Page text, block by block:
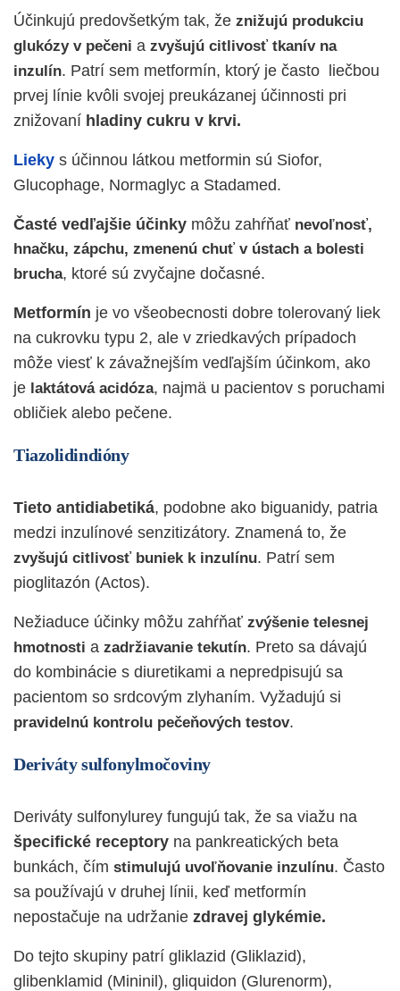
Účinkujú predovšetkým tak, že znižujú produkciu
glukózy v pečeni a zvyšujú citlivosť tkanív na
inzulín. Patrí sem metformín, ktorý je často liečbou
prvej línie kvôli svojej preukázanej účinnosti pri
znižovaní hladiny cukru v krvi.
Lieky s účinnou látkou metformin sú Siofor,
Glucophage, Normaglyc a Stadamed.
Časté vedľajšie účinky môžu zahŕňať nevoľnosť,
hnačku, zápchu, zmenenú chuť v ústach a bolesti
brucha, ktoré sú zvyčajne dočasné.
Metformín je vo všeobecnosti dobre tolerovaný liek
na cukrovku typu 2, ale v zriedkavých prípadoch
môže viesť k závažnejším vedľajším účinkom, ako
je laktátová acidóza, najmä u pacientov s poruchami
obličiek alebo pečene.
Tiazolidindióny
Tieto antidiabetiká, podobne ako biguanidy, patria
medzi inzulínové senzitizátory. Znamená to, že
zvyšujú citlivosť buniek k inzulínu. Patrí sem
pioglitazón (Actos).
Nežiaduce účinky môžu zahŕňať zvýšenie telesnej
hmotnosti a zadržiavanie tekutín. Preto sa dávajú
do kombinácie s diuretikami a nepredpisujú sa
pacientom so srdcovým zlyhaním. Vyžadujú si
pravidelnú kontrolu pečeňových testov.
Deriváty sulfonylmočoviny
Deriváty sulfonylurey fungujú tak, že sa viažu na
špecifické receptory na pankreatických beta
bunkách, čím stimulujú uvoľňovanie inzulínu. Často
sa používajú v druhej línii, keď metformín
nepostačuje na udržanie zdravej glykémie.
Do tejto skupiny patrí gliklazid (Gliklazid),
glibenklamid (Mininil), gliquidon (Glurenorm),